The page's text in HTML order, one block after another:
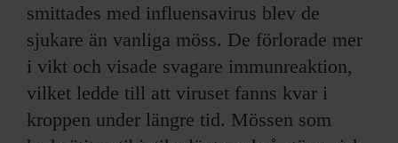
PRENUMERERA PÅ F&F
ANNONSERA I F&F
OM F&F
smittades med influensavirus blev de
sjukare än vanliga möss. De förlorade mer
i vikt och visade svagare immunreaktion,
vilket ledde till att viruset fanns kvar i
kroppen under längre tid. Mössen som